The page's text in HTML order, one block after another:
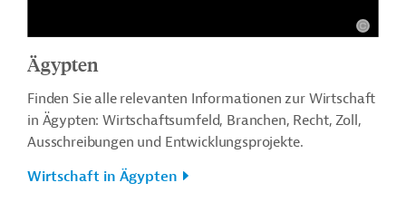
Ägypten
Finden Sie alle relevanten Informationen zur Wirtschaft
in Ägypten: Wirtschaftsumfeld, Branchen, Recht, Zoll,
Ausschreibungen und Entwicklungsprojekte.
Wirtschaft in Ägypten